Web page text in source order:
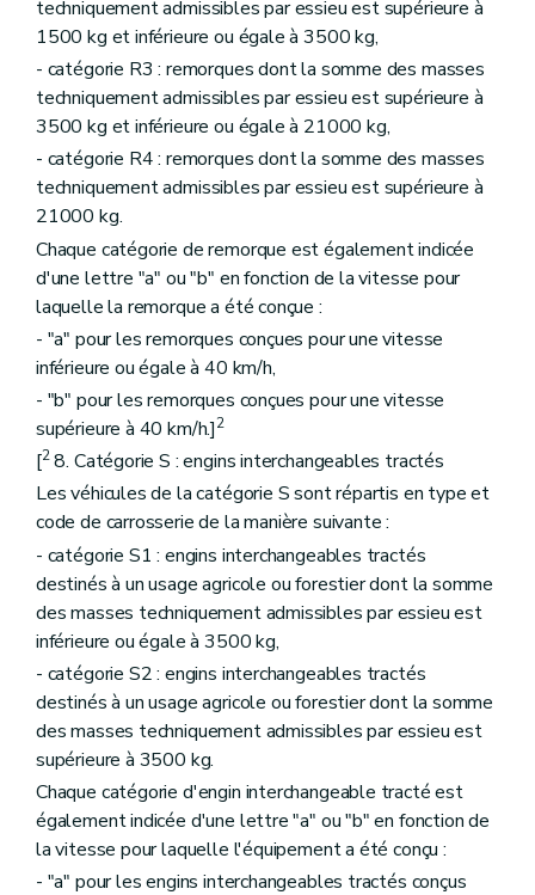
techniquement admissibles par essieu est supérieure à
1500 kg et inférieure ou égale à 3500 kg,
- catégorie R3 : remorques dont la somme des masses
techniquement admissibles par essieu est supérieure à
3500 kg et inférieure ou égale à 21000 kg,
- catégorie R4 : remorques dont la somme des masses
techniquement admissibles par essieu est supérieure à
21000 kg.
Chaque catégorie de remorque est également indicée
d'une lettre "a" ou "b" en fonction de la vitesse pour
laquelle la remorque a été conçue :
- "a" pour les remorques conçues pour une vitesse
inférieure ou égale à 40 km/h,
- "b" pour les remorques conçues pour une vitesse
supérieure à 40 km/h.]2
[28. Catégorie S : engins interchangeables tractés
Les véhicules de la catégorie S sont répartis en type et
code de carrosserie de la manière suivante :
- catégorie S1 : engins interchangeables tractés
destinés à un usage agricole ou forestier dont la somme
des masses techniquement admissibles par essieu est
inférieure ou égale à 3500 kg,
- catégorie S2 : engins interchangeables tractés
destinés à un usage agricole ou forestier dont la somme
des masses techniquement admissibles par essieu est
supérieure à 3500 kg.
Chaque catégorie d'engin interchangeable tracté est
également indicée d'une lettre "a" ou "b" en fonction de
la vitesse pour laquelle l'équipement a été conçu :
- "a" pour les engins interchangeables tractés conçus